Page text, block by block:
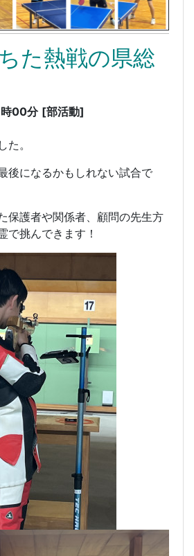
た熱戦の県総
00分 [部活動]
た。
後になるかもしれない試合で
保護者や関係者、顧問の先生方
で挑んできます！